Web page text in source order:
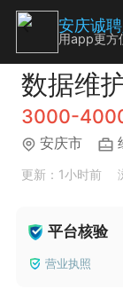
数据维
3000-
安庆市
更新：1小时前
平台核验
营业执照
安庆诚
用app更方